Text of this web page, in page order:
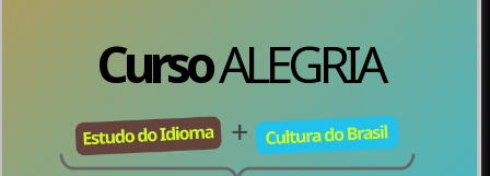
CursoALEGRIA